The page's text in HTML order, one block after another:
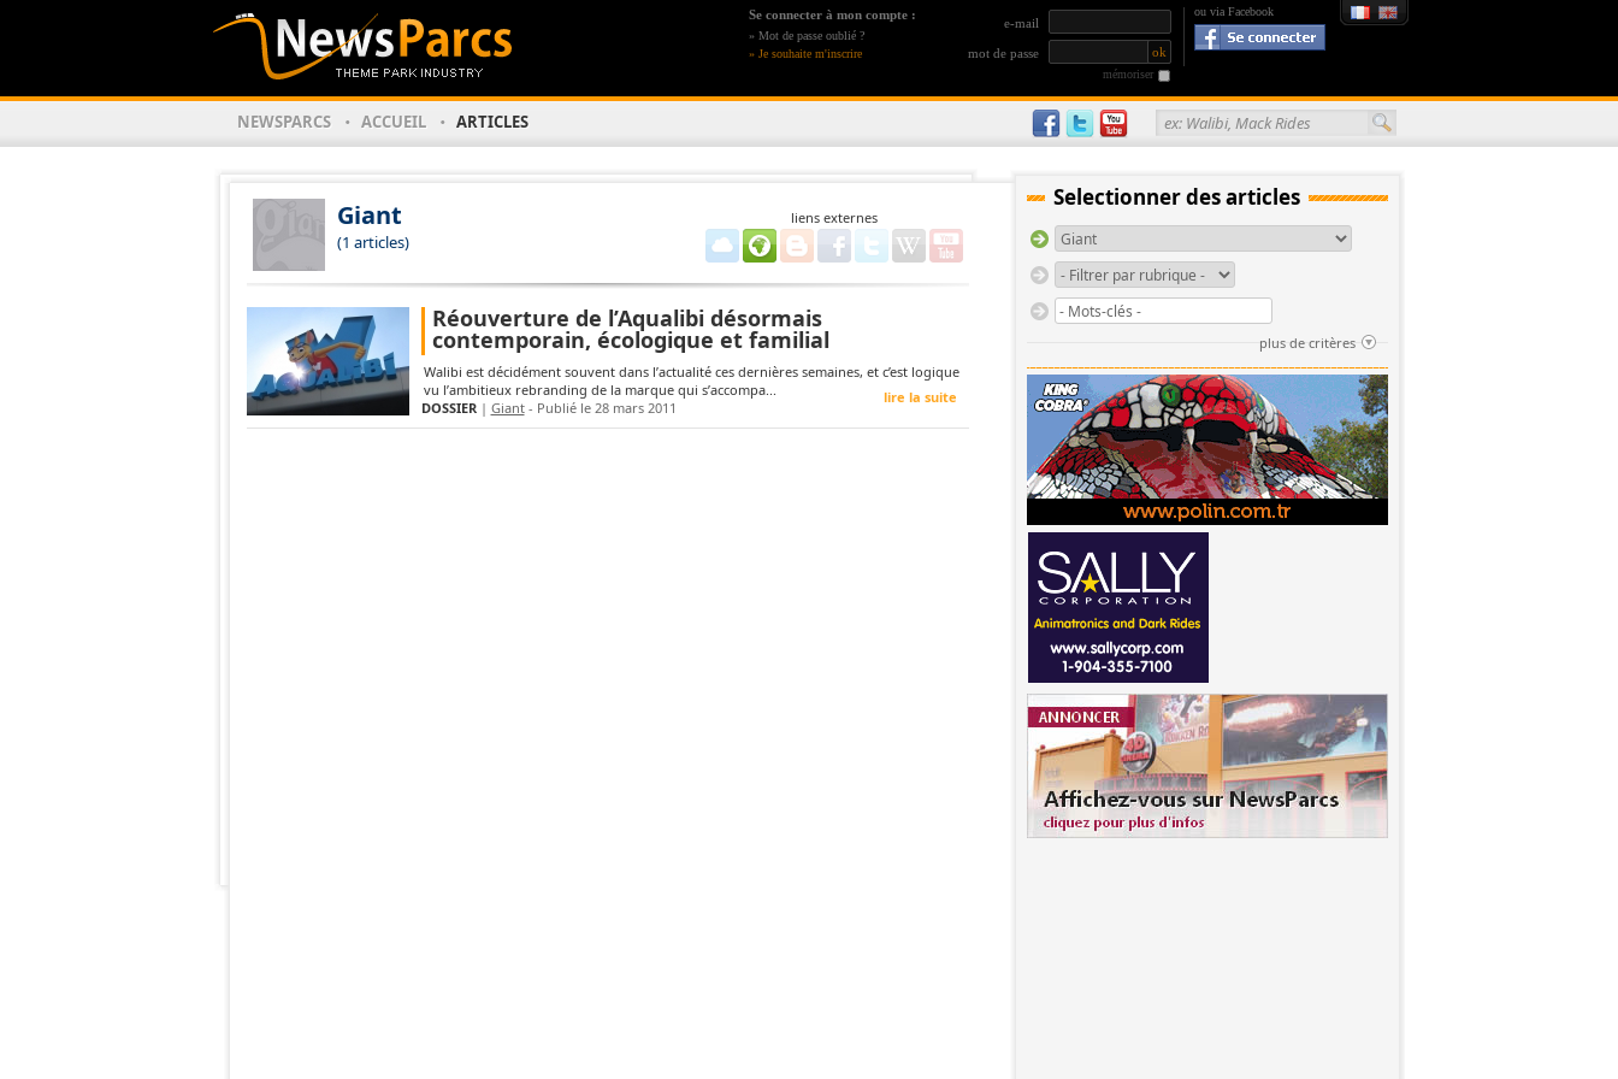
ou via Facebook
e-mail
mot de passe
mémoriser
Se connecter à mon compte :
» Mot de passe oublié ?
» Je souhaite m'inscrire
NEWSPARCS ACCUEIL ARTICLES ex: Walibi, Mack Rides
liens externes
Giant
(1 articles)
Réouverture de l’Aqualibi désormais
contemporain, écologique et familial
lire la suite
Walibi est décidément souvent dans l’actualité ces dernières semaines, et c’est logique
vu l’ambitieux rebranding de la marque qui s’accompa...
DOSSIER| Giant- Publié le 28 mars 2011
Selectionner des articles
plus de critères